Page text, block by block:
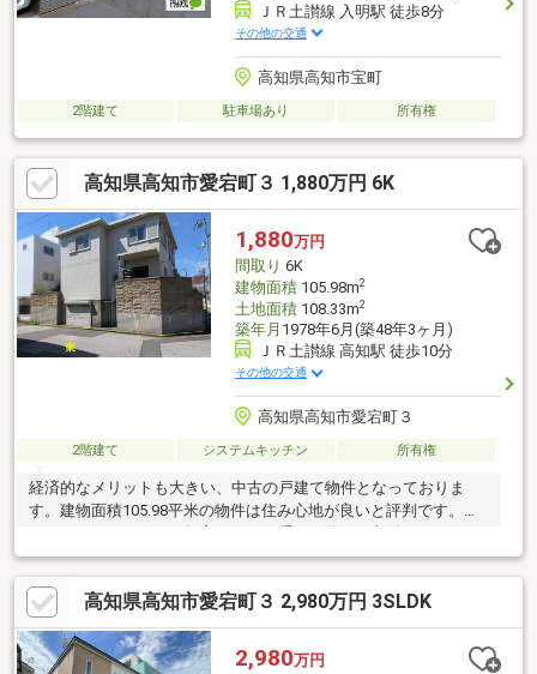
ＪＲ土讃線 入明駅 徒歩8分
その他の交通
高知県高知市宝町
2階建て 駐車場あり 所有権
高知県高知市愛宕町３ 1,880万円 6K
1,880万円
間取り 6K
建物面積105.98m2
土地面積108.33m2
築年月 1978年6月(築48年3ヶ月)
ＪＲ土讃線 高知駅 徒歩10分
その他の交通
高知県高知市愛宕町３
2階建て システムキッチン 所有権
経済的なメリットも大きい、中古の戸建て物件となっておりま
す。建物面積105.98平米の物件は住み心地が良いと評判です。造
6Kは料理をすることの多いご家族も安心です。物件から駅まで徒
歩10分です。室内を外から覆い隠すことにもなるベランダつきで
す。南庭は開放的で来客を優しく迎える事ができます。
高知県高知市愛宕町３ 2,980万円 3SLDK
2,980万円